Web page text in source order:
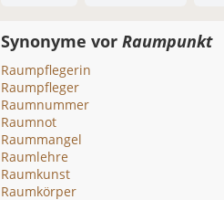
Synonyme vor Raumpunkt
Raumpflegerin
Raumpfleger
Raumnummer
Raumnot
Raummangel
Raumlehre
Raumkunst
Raumkörper